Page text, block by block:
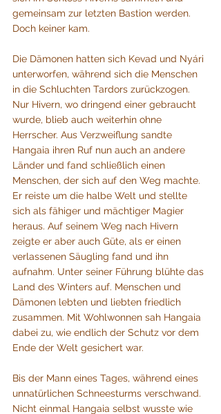
gemeinsam zur letzten Bastion werden.
Doch keiner kam.
Die Dämonen hatten sich Kevad und Nyári
unterworfen, während sich die Menschen
in die Schluchten Tardors zurückzogen.
Nur Hivern, wo dringend einer gebraucht
wurde, blieb auch weiterhin ohne
Herrscher. Aus Verzweiflung sandte
Hangaia ihren Ruf nun auch an andere
Länder und fand schließlich einen
Menschen, der sich auf den Weg machte.
Er reiste um die halbe Welt und stellte
sich als fähiger und mächtiger Magier
heraus. Auf seinem Weg nach Hivern
zeigte er aber auch Güte, als er einen
verlassenen Säugling fand und ihn
aufnahm. Unter seiner Führung blühte das
Land des Winters auf. Menschen und
Dämonen lebten und liebten friedlich
zusammen. Mit Wohlwonnen sah Hangaia
dabei zu, wie endlich der Schutz vor dem
Ende der Welt gesichert war.
Bis der Mann eines Tages, während eines
unnatürlichen Schneesturms verschwand.
Nicht einmal Hangaia selbst wusste wie